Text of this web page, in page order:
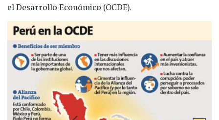
el Desarrollo Económico (OCDE).